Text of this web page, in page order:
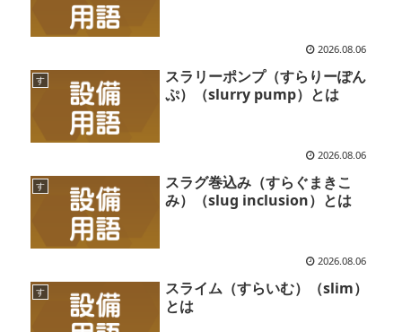
2026.08.06
す
スラリーポンプ（すらりーぽん
ぷ）（slurry pump）とは
2026.08.06
す
スラグ巻込み（すらぐまきこ
み）（slug inclusion）とは
2026.08.06
す
スライム（すらいむ）（slim）
とは